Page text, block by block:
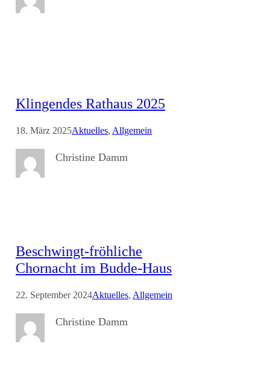
Klingendes Rathaus 2025
18. März 2025Aktuelles, Allgemein
Christine Damm
Beschwingt-fröhliche
Chornacht im Budde-Haus
22. September 2024Aktuelles, Allgemein
Christine Damm